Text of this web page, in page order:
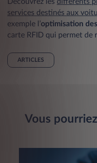
services destinés aux
exemple l’optimisation
carte RFID qui permet de
ARTICLES
Vous